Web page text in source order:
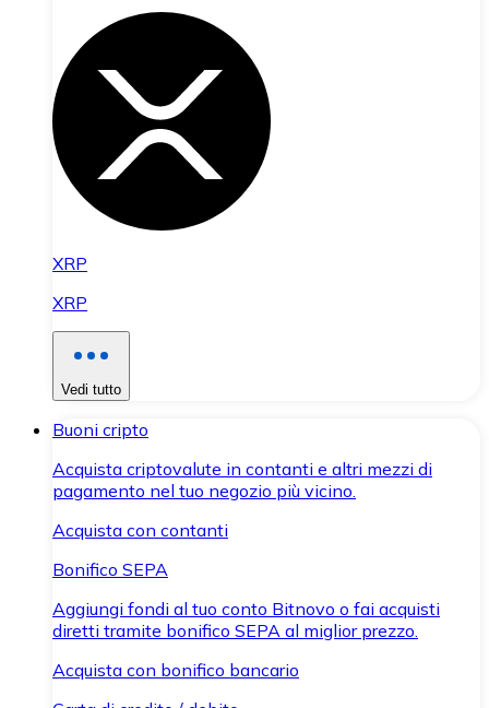
XRP
XRP
Vedi tutto
Buoni cripto
Acquista criptovalute in contanti e altri mezzi di
pagamento nel tuo negozio più vicino.
Acquista con contanti
Bonifico SEPA
Aggiungi fondi al tuo conto Bitnovo o fai acquisti
diretti tramite bonifico SEPA al miglior prezzo.
Acquista con bonifico bancario